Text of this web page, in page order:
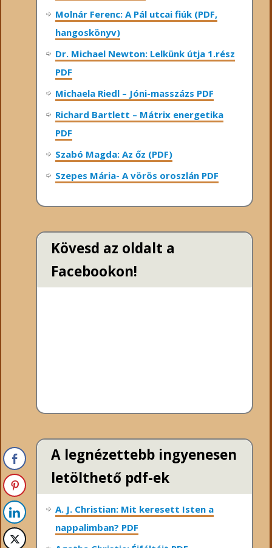
Molnár Ferenc: A Pál utcai fiúk (PDF,
hangoskönyv)
Dr. Michael Newton: Lelkünk útja 1.rész
PDF
Michaela Riedl – Jóni-masszázs PDF
Richard Bartlett – Mátrix energetika
PDF
Szabó Magda: Az őz (PDF)
Szepes Mária- A vörös oroszlán PDF
Kövesd az oldalt a
Facebookon!
A legnézettebb ingyenesen
letölthető pdf-ek
A. J. Christian: Mit keresett Isten a
nappalimban? PDF